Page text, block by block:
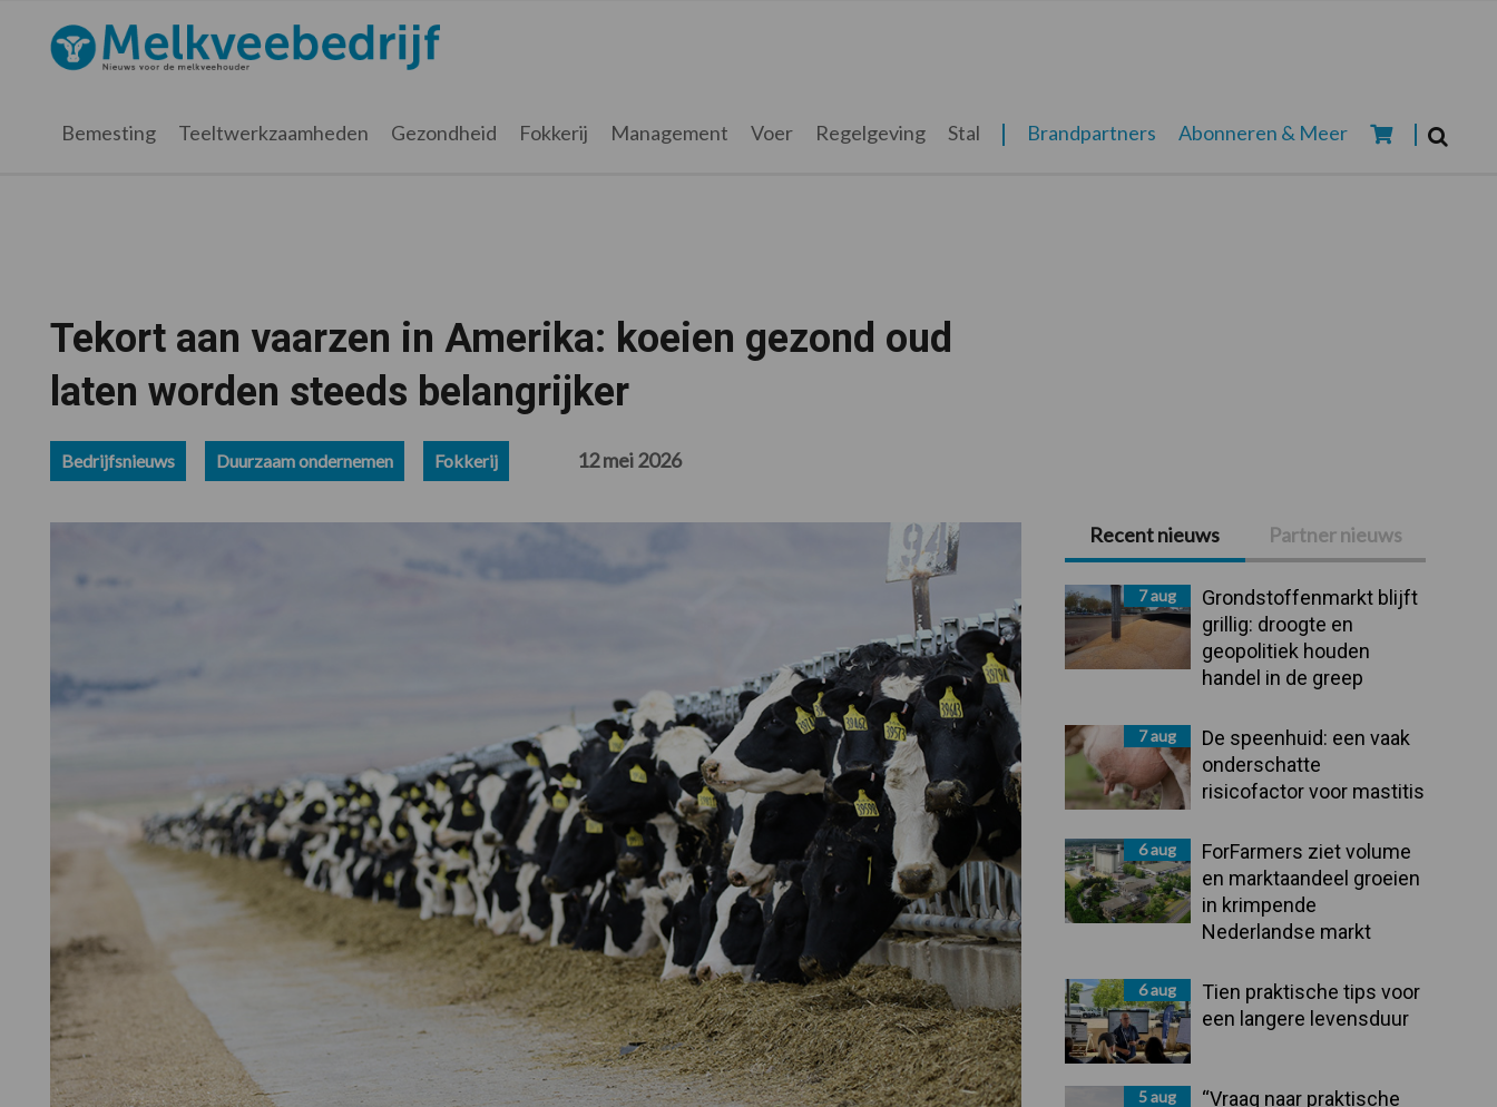
hoofdnavigatie
hoofd
eerste
voettekst
Melkveebedrijf.nl
Bemesting Teeltwerkzaamheden Gezondheid Fokkerij Management Voer Regelgeving Stal Brandpartners Abonneren & Meer
Tekort aan vaarzen in Amerika: koeien gezond oud
laten worden steeds belangrijker
Bedrijfsnieuws Duurzaam ondernemen Fokkerij 12 mei 2026
Primaire
Sidebar
Recent nieuws Partner nieuws
7 aug
Grondstoffenmarkt blijft
grillig: droogte en
geopolitiek houden
handel in de greep
7 aug
De speenhuid: een vaak
onderschatte
risicofactor voor mastitis
6 aug
ForFarmers ziet volume
en marktaandeel groeien
in krimpende
Nederlandse markt
6 aug
Tien praktische tips voor
een langere levensduur
5 aug
“Vraag naar praktische